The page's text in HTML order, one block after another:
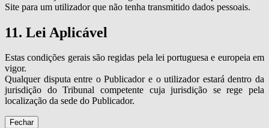
Site para um utilizador que não tenha transmitido dados pessoais.
11. Lei Aplicável
Estas condições gerais são regidas pela lei portuguesa e europeia em
vigor.
Qualquer disputa entre o Publicador e o utilizador estará dentro da
jurisdição do Tribunal competente cuja jurisdição se rege pela
localização da sede do Publicador.
Fechar